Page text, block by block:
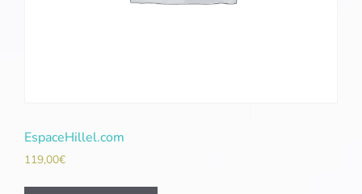
EspaceHillel.com
119,00€